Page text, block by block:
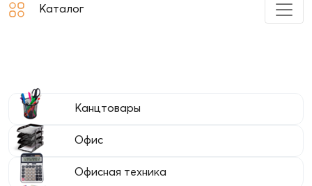
Каталог
Канцтовары
Офис
Офисная техника